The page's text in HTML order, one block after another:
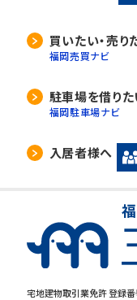
宅地建物取引業免許 登録
買いたい・売り
福岡売買ナビ
駐車場を借りた
福岡駐車場ナビ
入居者様へ